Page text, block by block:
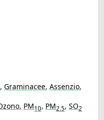
, Graminacee, Assenzio,
, PM10, PM2.5, SO2